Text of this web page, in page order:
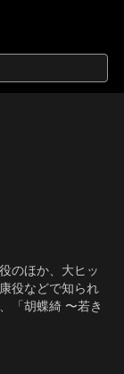
のほか、大ヒッ
役などで知られ
「胡蝶綺 〜若き